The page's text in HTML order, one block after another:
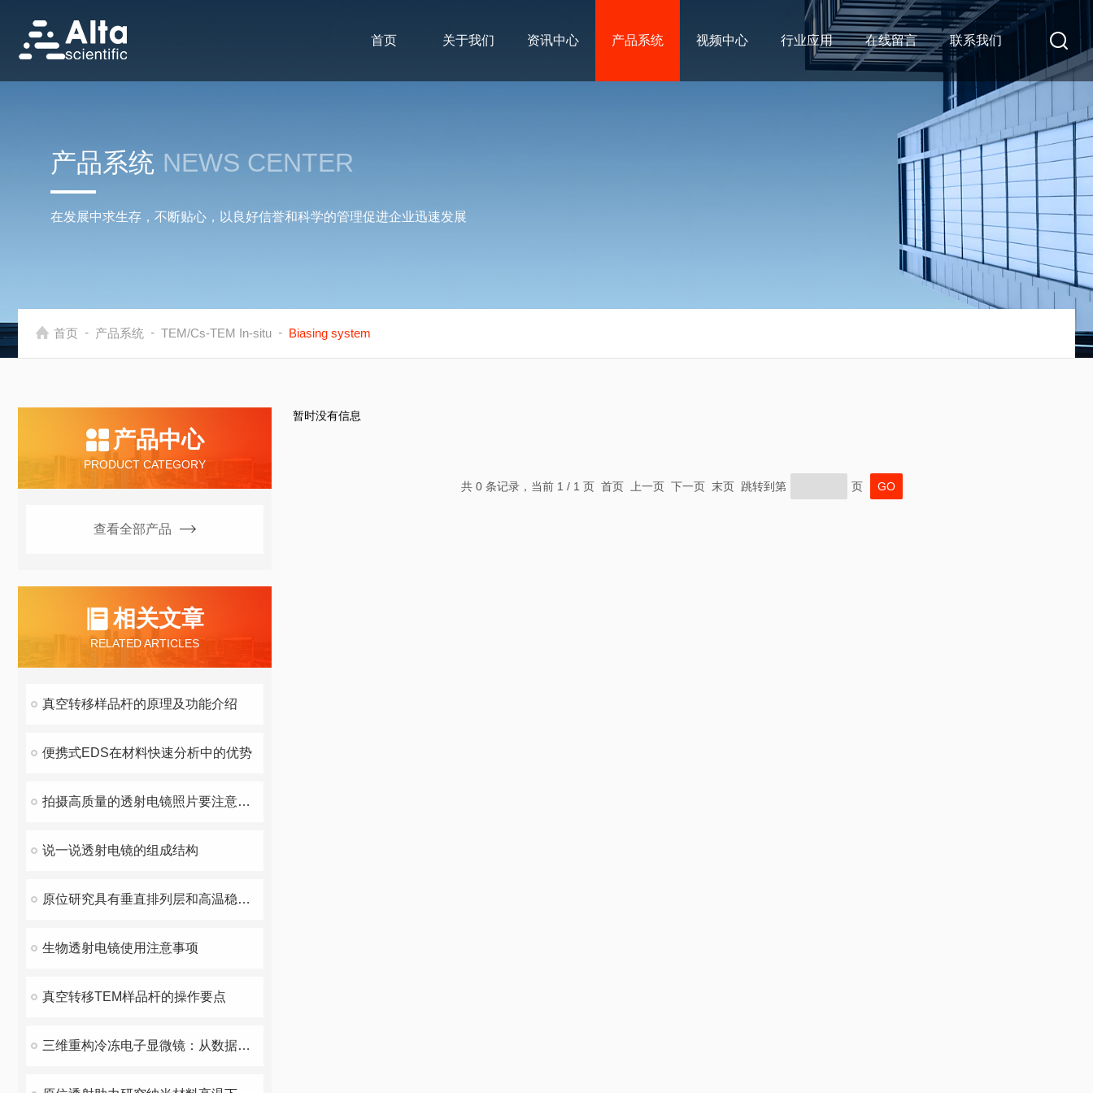
首页 关于我们 资讯中心 产品系统 视频中心 行业应用 在线留言 联系我们
产品系统 NEWS CENTER
在发展中求生存，不断贴心，以良好信誉和科学的管理促进企业迅速发展
首页 - 产品系统 - TEM/Cs-TEM In-situ - Biasing system
产品中心
PRODUCT CATEGORY
查看全部产品
相关文章
RELATED ARTICLES
真空转移样品杆的原理及功能介绍
便携式EDS在材料快速分析中的优势
拍摄高质量的透射电镜照片要注意哪些细节
说一说透射电镜的组成结构
原位研究具有垂直排列层和高温稳定性的二维WS2的受控生长
生物透射电镜使用注意事项
真空转移TEM样品杆的操作要点
三维重构冷冻电子显微镜：从数据采集到结构解析的技术优化
暂时没有信息
共 0 条记录，当前 1 / 1 页 首页 上一页 下一页 末页 跳转到第 页